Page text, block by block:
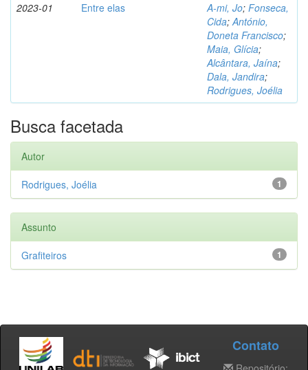
2023-01 Entre elas A-mi, Jo; Fonseca,
Cida;António,
Doneta Francisco;
Maia, Glícia;
Alcântara, Jaína;
Dala, Jandira;
Rodrigues, Joélia
Busca facetada
Autor
1
Rodrigues, Joélia
Assunto
1
Grafiteiros
Contato